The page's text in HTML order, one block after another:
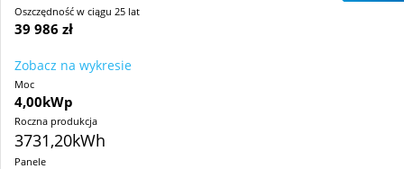
Oszczędność w ciągu 25 lat
39 986 zł
Zobacz na wykresie
Moc
4,00kWp
Roczna produkcja
3731,20kWh
Panele